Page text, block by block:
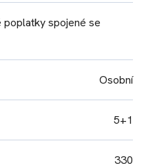
poplatky spojené se
Osobní
5+1
330